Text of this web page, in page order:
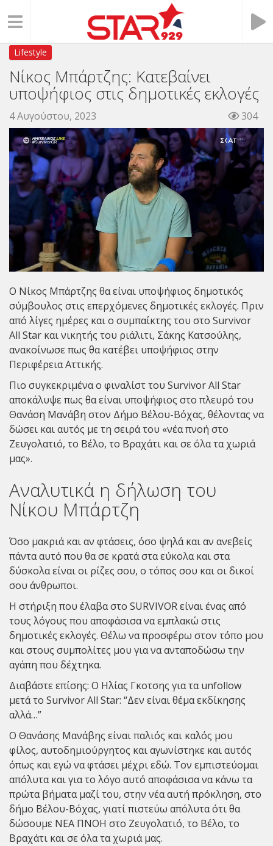
Lifestyle
Νίκος Μπάρτζης: Κατεβαίνει
υποψήφιος στις δημοτικές εκλογές
4 Αυγούστου, 2023 304
Ο Νίκος Μπάρτζης θα είναι υποψήφιος δημοτικός
σύμβουλος στις επερχόμενες δημοτικές εκλογές. Πριν
από λίγες ημέρες και ο συμπαίκτης του στο Survivor
All Star και νικητής του ριάλιτι, Σάκης Κατσούλης,
ανακοίνωσε πως θα κατέβει υποψήφιος στην
Περιφέρεια Αττικής.
Πιο συγκεκριμένα ο φιναλίστ του Survivor All Star
αποκάλυψε πως θα είναι υποψήφιος στο πλευρό του
Θανάση Μανάβη στον Δήμο Βέλου-Βόχας, θέλοντας να
δώσει και αυτός με τη σειρά του «νέα πνοή στο
Ζευγολατιό, το Βέλο, το Βραχάτι και σε όλα τα χωριά
μας».
Αναλυτικά η δήλωση του
Νίκου Μπάρτζη
Όσο μακριά και αν φτάσεις, όσο ψηλά και αν ανεβείς
πάντα αυτό που θα σε κρατά στα εύκολα και στα
δύσκολα είναι οι ρίζες σου, ο τόπος σου και οι δικοί
σου άνθρωποι.
Η στήριξη που έλαβα στο SURVIVOR είναι ένας από
τους λόγους που αποφάσισα να εμπλακώ στις
δημοτικές εκλογές. Θέλω να προσφέρω στον τόπο μου
και στους συμπολίτες μου για να ανταποδώσω την
αγάπη που δέχτηκα.
Διαβάστε επίσης: Ο Hλίας Γκoτσης για τα unfollow
μετά το Survivοr All Star: “Δεν είναι θέμα εκδίκησης
αλλά…”
Ο Θανάσης Μανάβης είναι παλιός και καλός μου
φίλος, αυτοδημιούργητος και αγωνίστηκε και αυτός
όπως και εγώ να φτάσει μέχρι εδώ. Τον εμπιστεύομαι
απόλυτα και για το λόγο αυτό αποφάσισα να κάνω τα
πρώτα βήματα μαζί του, στην νέα αυτή πρόκληση, στο
δήμο Βέλου-Βόχας, γιατί πιστεύω απόλυτα ότι θα
δώσουμε ΝΕΑ ΠΝΟΗ στο Ζευγολατιό, το Βέλο, το
Βραχάτι και σε όλα τα χωριά μας.